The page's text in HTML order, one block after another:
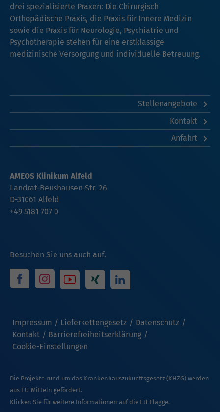
drei spezialisierte Praxen: Die Chirurgisch
Orthopädische Praxis, die Praxis für Innere Medizin
sowie die Praxis für Neurologie, Psychiatrie und
Psychotherapie stehen für eine erstklassige
medizinische Versorgung und individuelle Betreuung.
Stellenangebote
Kontakt
Anfahrt
Besuchen Sie uns auch auf:
Impressum Lieferkettengesetz
Datenschutz
Kontakt
Barrierefreiheitserklärung
Cookie-Einstellungen
AMEOS Klinikum Alfeld
Landrat-Beushausen-Str. 26
D-31061 Alfeld
+49 5181 707 0
Die Projekte rund um das Krankenhauszukunftsgesetz (KHZG) werden
aus EU-Mitteln gefördert.
Klicken Sie für weitere Informationen auf die EU-Flagge.